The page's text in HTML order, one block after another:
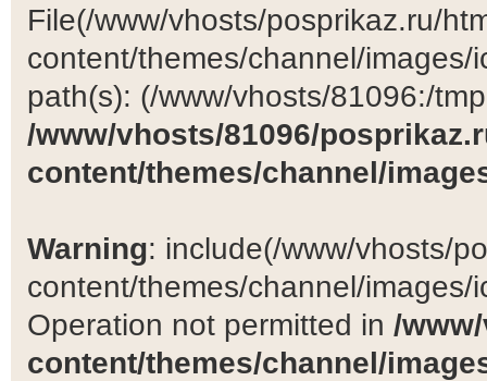
File(/www/vhosts/posprikaz.ru/
content/themes/channel/
path(s): (/www/vhosts/81096:/
/www/vhosts/81096/
content/themes/channel/
Warning: include(/www/vhosts/
content/themes/channel/
Operation not permitted in /
content/themes/channel/